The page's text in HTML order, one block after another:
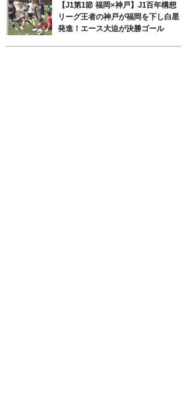
【J1第1節 福岡×神戸】J1百年構想
リーグ王者の神戸が福岡を下し白星
発進！エース大迫が決勝ゴール